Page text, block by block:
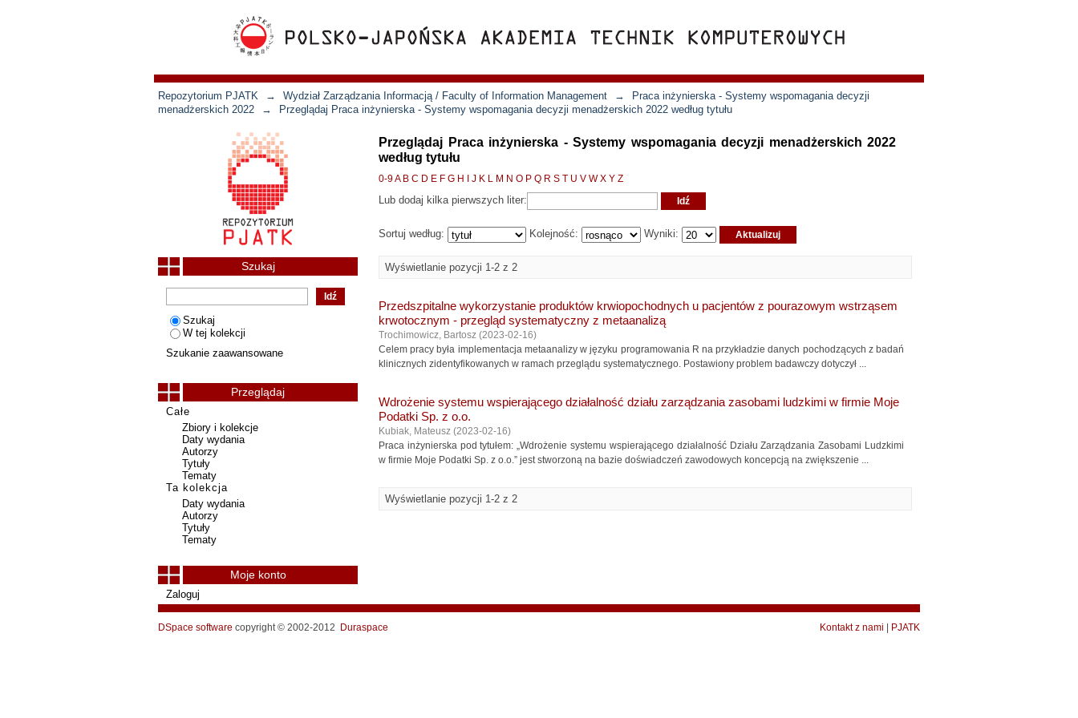
Repozytorium PJATK → Wydział Zarządzania Informacją / Faculty of Information Management →
Praca inżynierska - Systemy wspomagania decyzji
menadżerskich 2022
→ Przeglądaj Praca inżynierska - Systemy wspomagania decyzji menadżerskich 2022 według tytułu
Przeglądaj Praca inżynierska - Systemy wspomagania decyzji menadżerskich 2022
według tytułu
0-9A B C D E F G H J K L M N O P Q R S T U V W X Y Z
Lub dodaj kilka pierwszych liter:
Sortuj według: Kolejność: Wyniki:
Wyświetlanie pozycji 1-2 z 2
Przedszpitalne wykorzystanie produktów krwiopochodnych u pacjentów z pourazowym wstrząsem
krwotocznym - przegląd systematyczny z metaanalizą
Trochimowicz, Bartosz (2023-02-16)
Celem pracy była implementacja metaanalizy w języku programowania R na przykładzie danych pochodzących z badań
klinicznych zidentyfikowanych w ramach przeglądu systematycznego. Postawiony problem badawczy dotyczył ...
Wdrożenie systemu wspierającego działalność działu zarządzania zasobami ludzkimi w firmie Moje
Podatki Sp. z o.o.
Kubiak, Mateusz (2023-02-16)
Praca inżynierska pod tytułem: „Wdrożenie systemu wspierającego działalność Działu Zarządzania Zasobami Ludzkimi
w firmie Moje Podatki Sp. z o.o.” jest stworzoną na bazie doświadczeń zawodowych koncepcją na zwiększenie ...
Wyświetlanie pozycji 1-2 z 2
Szukaj
Szukaj
W tej kolekcji
Szukanie zaawansowane
Przeglądaj
Całe
Zbiory i kolekcje
Daty wydania
Autorzy
Tytuły
Tematy
Ta kolekcja
Daty wydania
Autorzy
Tytuły
Tematy
Moje konto
Zaloguj
DSpace software copyright © 2002-2012 Duraspace Kontakt z nami PJATK